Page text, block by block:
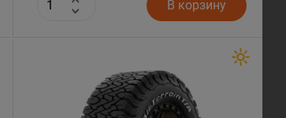
В корзину